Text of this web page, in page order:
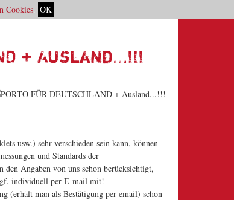
+ Ausland...!!!
usw.) sehr verschieden sein kann, können
und Standards der
den Angaben von uns schon berücksichtigt,
individuell per E-mail mit!
(erhält man als Bestätigung per email) schon
Cookies. OK